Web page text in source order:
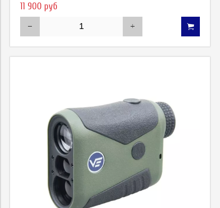
11 900 руб